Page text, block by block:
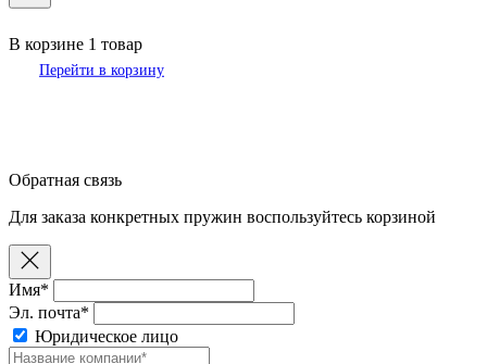
В корзине 1 товар
Перейти в корзину
Обратная связь
Для заказа конкретных пружин воспользуйтесь корзиной
Имя*
Эл. почта*
Юридическое лицо